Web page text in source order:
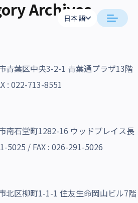
日本語
English
日本語
English
Archives
青葉区中央3-2-1 青葉通プラザ13階
: 022-713-8551
南石堂町1282-16 ウッドプレイス長
5025 / FAX : 026-291-5026
北区柳町1-1-1 住友生命岡山ビル7階